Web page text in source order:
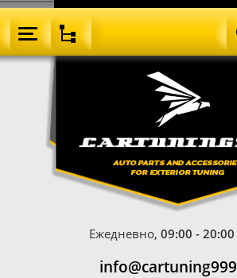
Ежедневно,09:00 - 20:00